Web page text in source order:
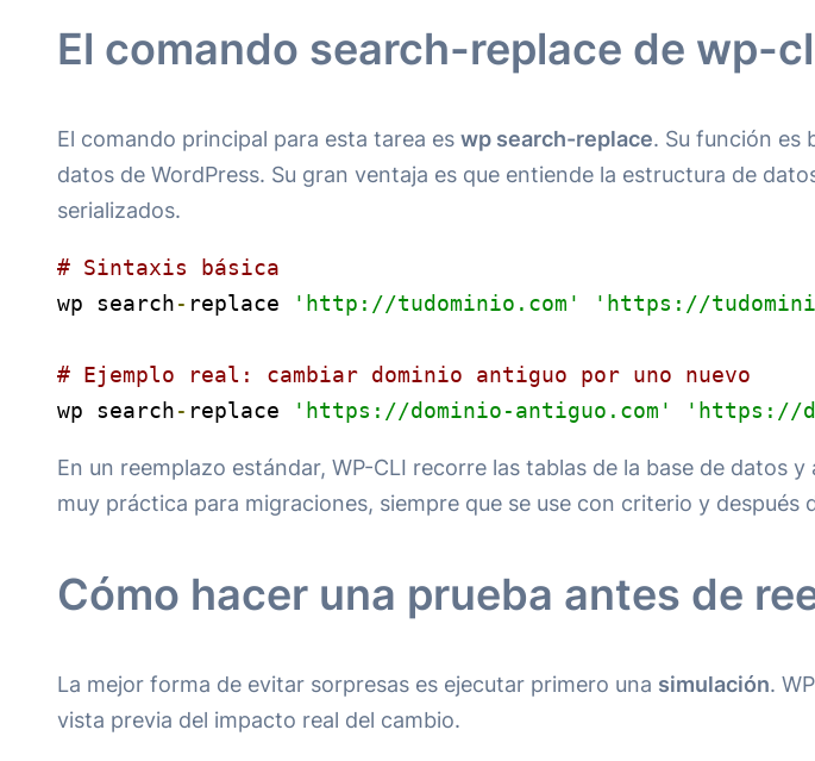
El comando search-replace de wp-
El comando principal para esta tarea es wp search-replace. Su función es
datos de WordPress. Su gran ventaja es que entiende la estructura de
serializados.
# Sintaxis básica
wp search- replace 'http://tudominio.com' 'https://
# Ejemplo real: cambiar dominio antiguo por uno nuevo
wp search- replace 'https://dominio-antiguo.com' 'https://
En un reemplazo estándar, WP-CLI recorre las tablas de la base de
muy práctica para migraciones, siempre que se use con criterio y después
Cómo hacer una prueba antes de
La mejor forma de evitar sorpresas es ejecutar primero una simulación.
vista previa del impacto real del cambio.